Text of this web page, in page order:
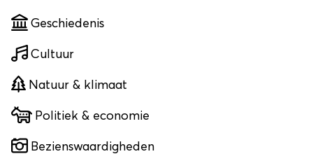
Geschiedenis
Cultuur
Natuur & klimaat
Politiek & economie
Bezienswaardigheden